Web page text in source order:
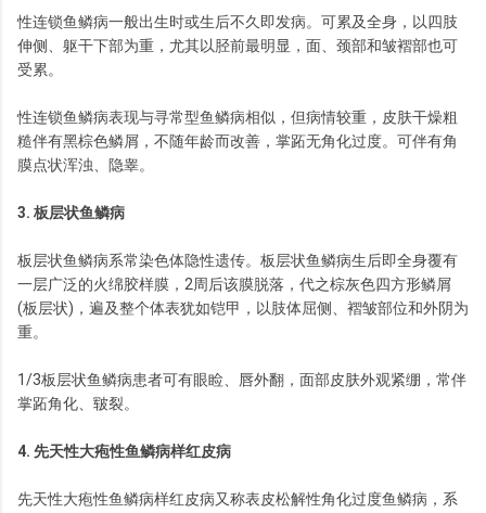
性连锁鱼鳞病一般出生时或生后不久即发病。可累及全身，以四肢
伸侧、躯干下部为重，尤其以胫前最明显，面、颈部和皱褶部也可
受累。
性连锁鱼鳞病表现与寻常型鱼鳞病相似，但病情较重，皮肤干燥粗
糙伴有黑棕色鳞屑，不随年龄而改善，掌跖无角化过度。可伴有角
膜点状浑浊、隐睾。
3. 板层状鱼鳞病
板层状鱼鳞病系常染色体隐性遗传。板层状鱼鳞病生后即全身覆有
一层广泛的火绵胶样膜，2周后该膜脱落，代之棕灰色四方形鳞屑
(板层状)，遍及整个体表犹如铠甲，以肢体屈侧、褶皱部位和外阴为
重。
1/3板层状鱼鳞病患者可有眼睑、唇外翻，面部皮肤外观紧绷，常伴
掌跖角化、皲裂。
4. 先天性大疱性鱼鳞病样红皮病
先天性大疱性鱼鳞病样红皮病又称表皮松解性角化过度鱼鳞病，系